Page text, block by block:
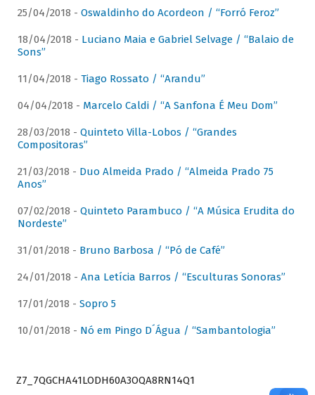
25/04/2018 - Oswaldinho do Acordeon / “Forró Feroz”
18/04/2018 - Luciano Maia e Gabriel Selvage / “Balaio de
Sons”
11/04/2018 - Tiago Rossato / “Arandu”
04/04/2018 - Marcelo Caldi / “A Sanfona É Meu Dom”
28/03/2018 - Quinteto Villa-Lobos / “Grandes
Compositoras”
21/03/2018 - Duo Almeida Prado / “Almeida Prado 75
Anos”
07/02/2018 - Quinteto Parambuco / “A Música Erudita do
Nordeste”
31/01/2018 - Bruno Barbosa / “Pó de Café”
24/01/2018 - Ana Letícia Barros / “Esculturas Sonoras”
17/01/2018 - Sopro 5
10/01/2018 - Nó em Pingo D´Água / “Sambantologia”
Z7_7QGCHA41LODH60A3OQA8RN14Q1